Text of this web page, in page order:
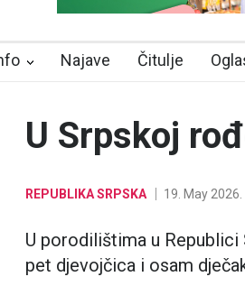
Najave Čitulje
U Srpskoj
REPUBLIKA SRPSKA 19. May 2026.
U porodilištima u Republici
pet djevojčica i osam